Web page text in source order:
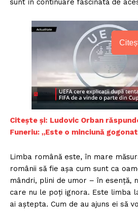
sunt în continuare fascinată de
Citește și: Ludovic Orban
Funeriu: „Este o minciună
Limba română este, în mare
românii să fie așa cum sunt ca
mândri, plini de umor – în esență,
care nu le poți ignora. Este limba
ai aștepta. Cum de au ajuns ei să